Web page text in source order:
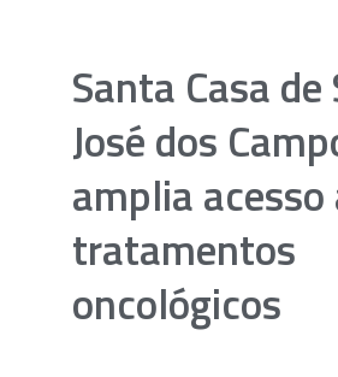
Santa Casa de
José dos
amplia acesso
tratamentos
oncológicos